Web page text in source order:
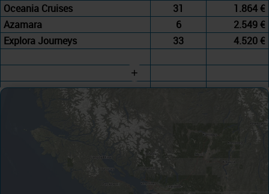
Oceania Cruises
31
1.864 €
Azamara
6
2.549 €
Explora Journeys
33 4.520 €
+